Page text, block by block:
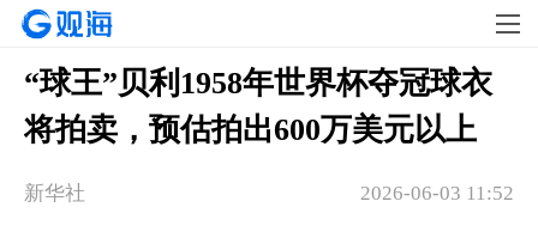
“球王”贝利1958年世界杯夺冠球衣
将拍卖，预估拍出600万美元以上
2026-06-03 11:52
新华社